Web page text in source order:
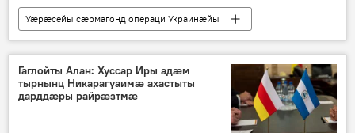
Уӕрӕсейы сӕрмагонд операци Украинӕйы
Уӕрӕсейы
Ног хабӕрттӕ
Гаглойты Алан: Хуссар Иры адæм
тырнынц Никарагуаимæ ахастыты
дарддæры райрæзтмæ